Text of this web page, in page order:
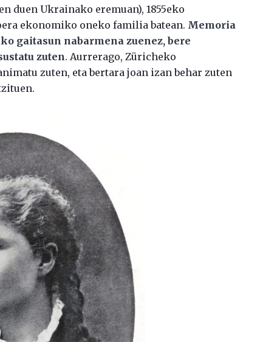
duen Ukrainako eremuan), 1855eko
ekonomiko oneko familia batean. Memoria
gaitasun nabarmena zuenez, bere
zuten. Aurrerago, Züricheko
zuten, eta bertara joan izan behar zuten